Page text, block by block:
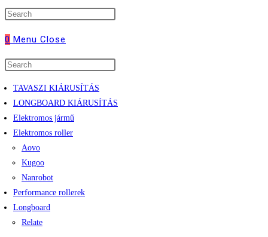
website
0 Menu Close
TAVASZI KIÁRUSÍTÁS
LONGBOARD KIÁRUSÍTÁS
Elektromos jármű
Elektromos roller
Aovo
Kugoo
Nanrobot
Performance rollerek
Longboard
Relate